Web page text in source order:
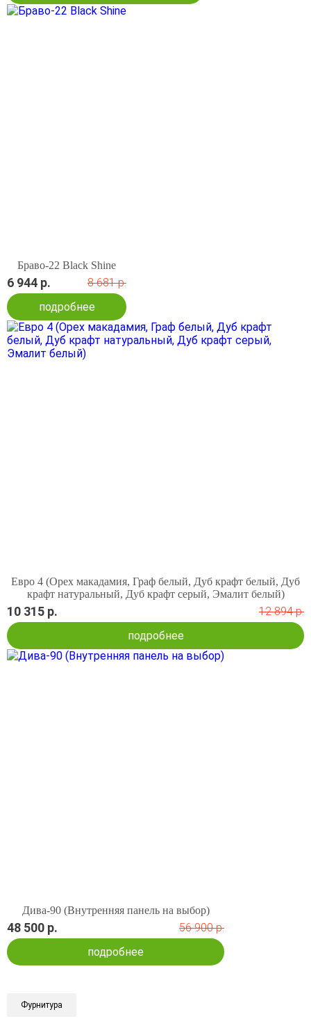
Браво-22 Black Shine
6 944 р.
8 681 р.
подробнее
Евро 4 (Орех макадамия, Граф белый, Дуб крафт белый, Дуб
крафт натуральный, Дуб крафт серый, Эмалит белый)
10 315 р.
12 894 р.
подробнее
Дива-90 (Внутренняя панель на выбор)
48 500 р.
56 900 р.
подробнее
Фурнитура